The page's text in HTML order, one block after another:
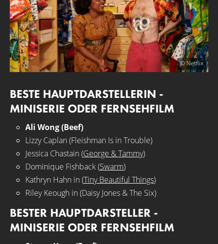
© Netflix
BESTE HAUPTDARSTELLERIN -
MINISERIE ODER FERNSEHFILM
Ali Wong (Beef)
Lizzy Caplan (Fleishman Is in Trouble)
Jessica Chastain (George & Tammy)
Dominique Fishback (Swarm)
Kathryn Hahn in (Tiny Beautiful Things)
Riley Keough in (Daisy Jones & The Six)
BESTER HAUPTDARSTELLER -
MINISERIE ODER FERNSEHFILM